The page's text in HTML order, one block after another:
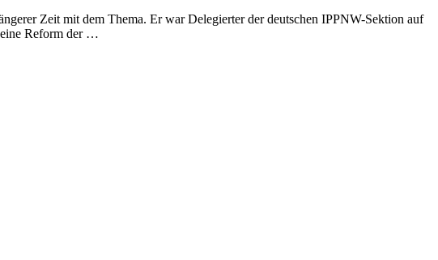
Zeit mit dem Thema. Er war Delegierter der deutschen IPPNW-Sektion auf
Reform der …